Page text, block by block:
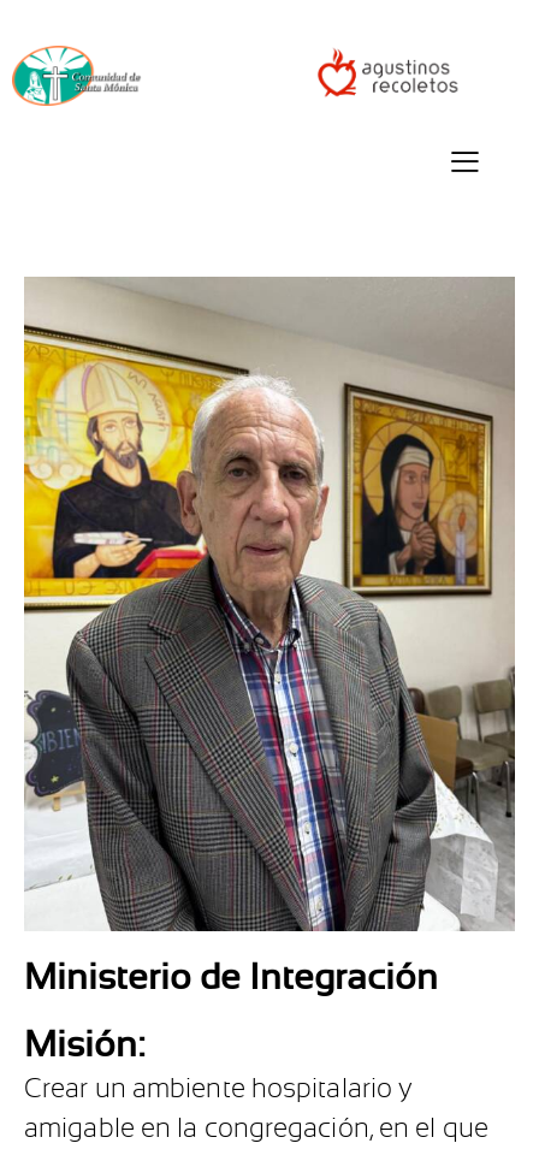
Ministerio de Integración
Misión:
Crear un ambiente hospitalario y
amigable en la congregación, en el que